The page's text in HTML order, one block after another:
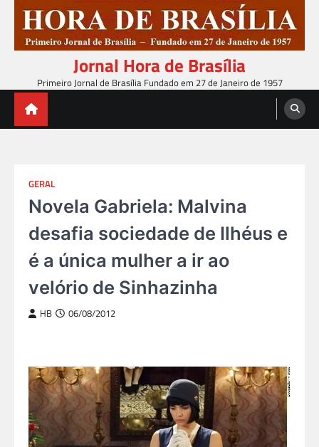
content
Jornal Hora de Brasília
Primeiro Jornal de Brasília Fundado em 27 de Janeiro de 1957
GERAL
Novela Gabriela: Malvina
desafia sociedade de Ilhéus e
é a única mulher a ir ao
velório de Sinhazinha
HB 06/08/2012